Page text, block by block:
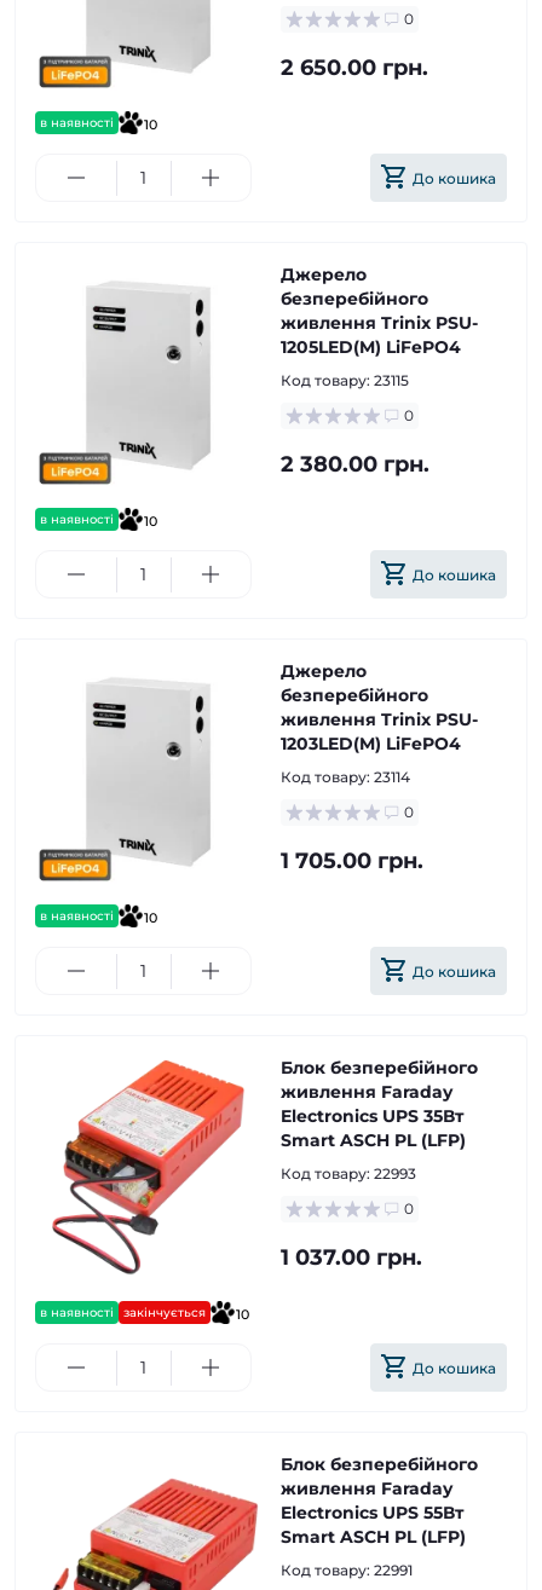
в наявності 10
0
2 650.00 грн.
До кошика
в наявності 10
Джерело
безперебійного
живлення Trinix PSU-
1205LED(M) LiFePO4
Код товару: 23115
0
2 380.00 грн.
До кошика
в наявності 10
Джерело
безперебійного
живлення Trinix PSU-
1203LED(M) LiFePO4
Код товару: 23114
0
1 705.00 грн.
До кошика
в наявності закінчується 10
Блок безперебійного
живлення Faraday
Electronics UPS 35Вт
Smart ASCH PL (LFP)
Код товару: 22993
0
1 037.00 грн.
До кошика
Блок безперебійного
живлення Faraday
Electronics UPS 55Вт
Smart ASCH PL (LFP)
Код товару: 22991